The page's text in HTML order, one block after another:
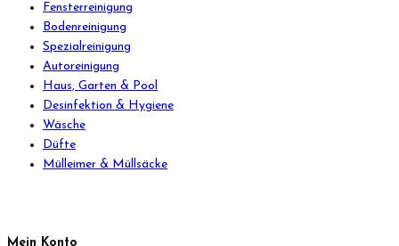
Fensterreinigung
Bodenreinigung
Spezialreinigung
Autoreinigung
Haus, Garten & Pool
Desinfektion & Hygiene
Wäsche
Düfte
Mülleimer & Müllsäcke
Mein Konto